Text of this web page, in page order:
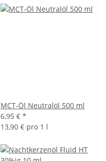
MCT-Öl Neutralöl 500 ml
6,95 € *
13,90 € pro 1 l